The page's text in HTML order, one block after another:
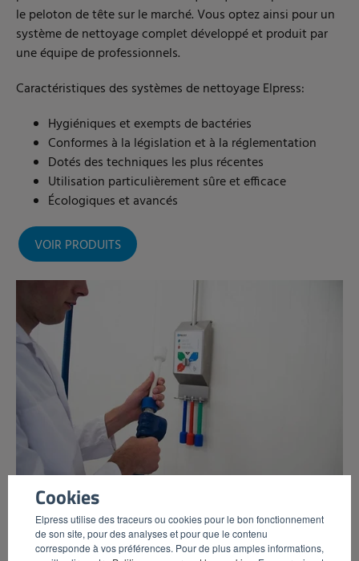
Cookies
Elpress utilise des traceurs ou cookies pour le bon fonctionnement
de son site, pour des analyses et pour que le contenu
corresponde à vos préférences. Pour de plus amples informations,
le peloton de tête sur le marché. Vous optez ainsi pour un
système de nettoyage complet développé et produit par
une équipe de professionnels.
Caractéristiques des systèmes de nettoyage Elpress:
Hygiéniques et exempts de bactéries
Conformes à la législation et à la réglementation
Dotés des techniques les plus récentes
Utilisation particulièrement sûre et efficace
Écologiques et avancés
VOIR PRODUITS